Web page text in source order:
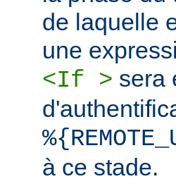
de laquelle
une
<If > sera
à ce stade.